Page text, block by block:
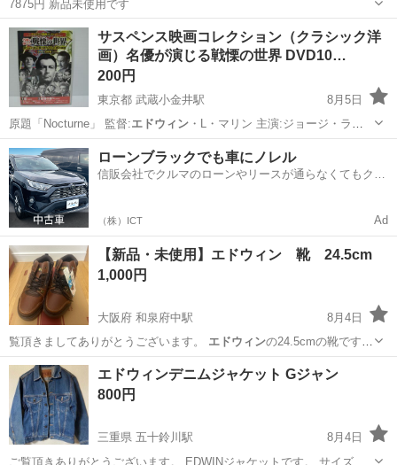
7875円 新品未使用です
宮崎 宮崎市 ゴルフ
サスペンス映画コレクション（クラシック洋
画）名優が演じる戦慄の世界 DVD10…
200円
東京都 武蔵小金井駅
8月5日
原題「Nocturne」 監督:エドウィン・L・マリン 主演:ジョージ・ラ
フ…
東京 小金井市 武蔵小金井駅 DVD/ブルーレイ
ローンブラックでも車にノレル
信販会社でクルマのローンやリースが通らなくてもクル
（株）ICT Ad
【新品・未使用】エドウィン 靴 24.5cm
1,000円
大阪府 和泉府中駅
8月4日
覧頂きましてありがとうございます。 エドウィンの24.5cmの靴です。
新品・未…
大阪 泉大津市 和泉府中駅 靴 エドウィン
エドウィンデニムジャケット Gジャン
800円
三重県 五十鈴川駅
8月4日
ご覧頂きありがとうございます。 EDWINジャケットです。 サイズ、